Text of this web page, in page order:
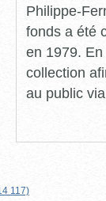
Philippe-
fonds a été
en 1979.
collection
au public
117)